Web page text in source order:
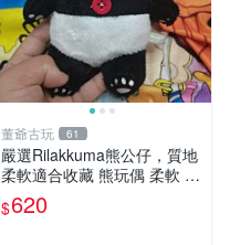
董爺古玩 61
嚴選Rilakkuma熊公仔，質地
柔軟適合收藏 熊玩偶 柔軟 公
仔 收藏
$620